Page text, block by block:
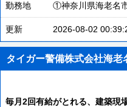
勤務地 ①神奈川県海老名
更新 2026-08-02
タイガー警備株式会社海老
毎月2回有給がとれる、建築現